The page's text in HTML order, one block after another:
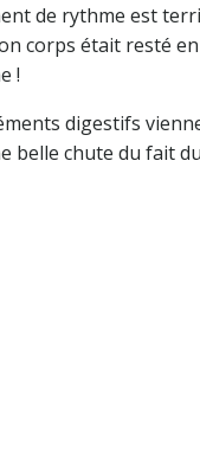
de rythme est
corps était resté
!
digestifs
belle chute du fait